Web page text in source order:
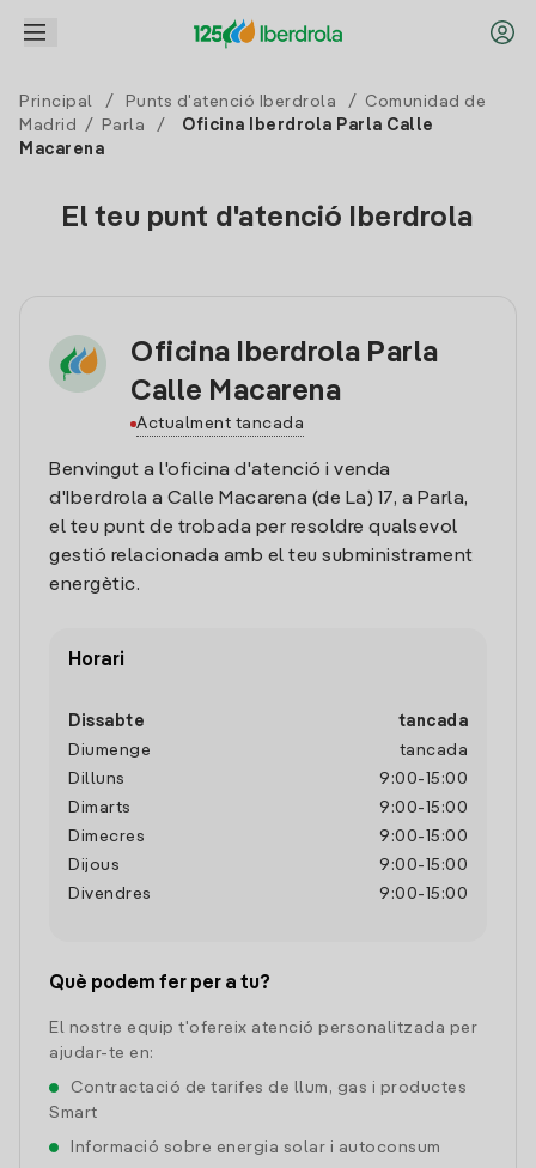
Principal / Punts d'atenció Iberdrola /
Comunidad de
Madrid
/ Parla /
Oficina Iberdrola Parla Calle
Macarena
El teu punt d'atenció Iberdrola
Oficina Iberdrola Parla
Calle Macarena
Actualment tancada
Benvingut a l'oficina d'atenció i venda
d'Iberdrola a Calle Macarena (de La) 17, a Parla,
el teu punt de trobada per resoldre qualsevol
gestió relacionada amb el teu subministrament
energètic.
Horari
Dissabte
tancada
Diumenge
tancada
Dilluns
9:00- 15:00
Dimarts
9:00- 15:00
Dimecres
9:00- 15:00
Dijous
9:00- 15:00
Divendres
9:00- 15:00
Què podem fer per a tu?
El nostre equip t'ofereix atenció personalitzada per
ajudar-te en:
Contractació de tarifes de llum, gas i productes
Smart
Informació sobre energia solar i autoconsum